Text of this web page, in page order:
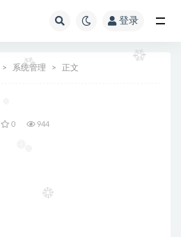
登录
系统管理 正文
0 944